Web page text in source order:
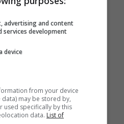
sociali
derivano
per chi lavora
di comunità
proprio quei
advertising and content
services development
device
from your device
may be stored by,
used specifically by this
data. List of